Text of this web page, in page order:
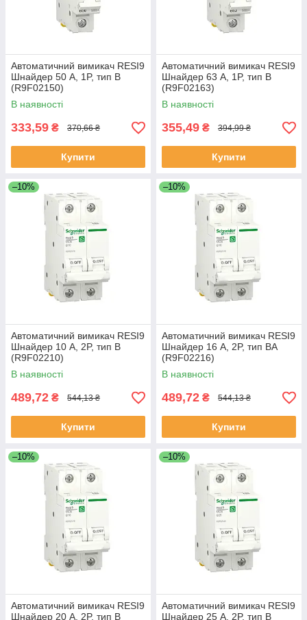
Автоматичний вимикач RESI9
Шнайдер 50 A, 1P, тип В
(R9F02150)
В наявності
333,59 ₴ 370,66 ₴
Купити
Автоматичний вимикач RESI9
Шнайдер 63 A, 1P, тип В
(R9F02163)
В наявності
355,49 ₴ 394,99 ₴
Купити
–10%
Автоматичний вимикач RESI9
Шнайдер 10 А, 2P, тип В
(R9F02210)
В наявності
489,72 ₴ 544,13 ₴
Купити
–10%
Автоматичний вимикач RESI9
Шнайдер 16 А, 2P, тип ВА
(R9F02216)
В наявності
489,72 ₴ 544,13 ₴
Купити
–10%
Автоматичний вимикач RESI9
Шнайдер 20 А, 2P, тип В
–10%
Автоматичний вимикач RESI9
Шнайдер 25 A, 2P, тип В